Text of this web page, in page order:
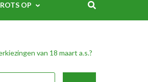
OP
van 18 maart a.s.?